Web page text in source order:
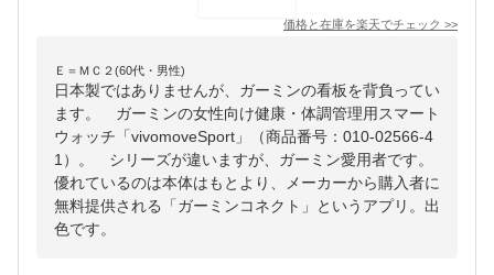
価格と在庫を楽天でチェック >>
Ｅ＝ＭＣ２(60代・男性)
日本製ではありませんが、ガーミンの看板を背負ってい
ます。 ガーミンの女性向け健康・体調管理用スマート
ウォッチ「vivomoveSport」（商品番号：010-02566-4
1）。 シリーズが違いますが、ガーミン愛用者です。
優れているのは本体はもとより、メーカーから購入者に
無料提供される「ガーミンコネクト」というアプリ。出
色です。